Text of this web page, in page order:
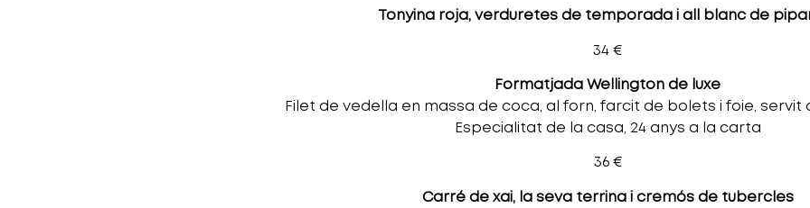
Tonyina roja, verduretes de temporada i all blanc de
34 €
Formatjada Wellington de luxe
Filet de vedella en massa de coca, al forn, farcit de bolets i foie, servit
Especialitat de la casa, 24 anys a la carta
36 €
Carré de xai, la seva terrina i cremós de tubercles